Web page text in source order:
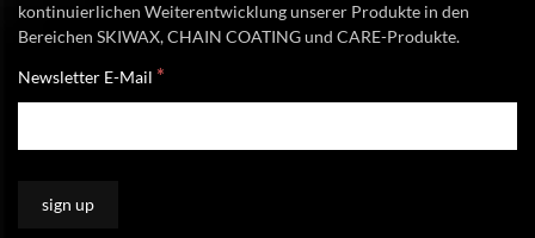
kontinuierlichen Weiterentwicklung unserer Produkte in den
Bereichen SKIWAX, CHAIN COATING und CARE-Produkte.
Newsletter E-Mail *